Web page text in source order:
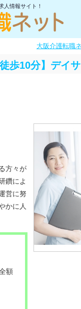
人情報サイト！
大阪介護転職
歩10分】デイ
方々が
鑽によ
営に努
かに人
額